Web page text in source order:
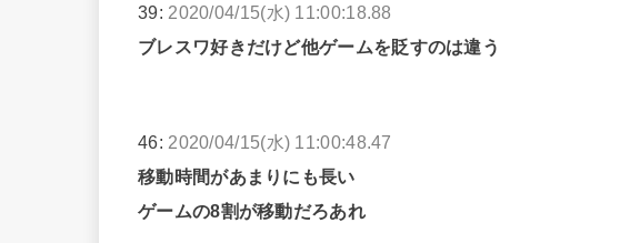
39: 2020/04/15(水) 11:00:18.88
ブレスワ好きだけど他ゲームを貶すのは違う
46: 2020/04/15(水) 11:00:48.47
移動時間があまりにも長い
ゲームの8割が移動だろあれ